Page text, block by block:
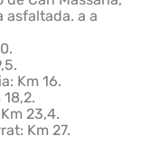
asfaltada. a a
Km 16.
23,4.
Km 27.